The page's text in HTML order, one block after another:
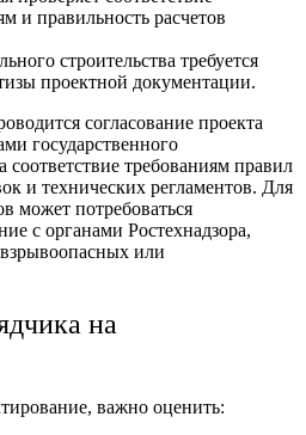
и правильность расчетов
строительства требуется
проектной документации.
согласование проекта
государственного
соответствие требованиям правил
и технических регламентов. Для
может потребоваться
с органами Ростехнадзора,
или
на
, важно оценить: